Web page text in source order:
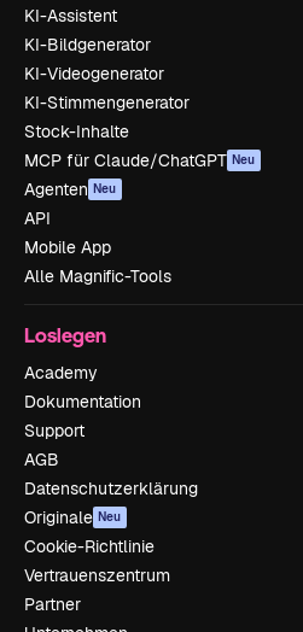
KI-Assistent
KI-Bildgenerator
KI-Videogenerator
KI-Stimmengenerator
Stock-Inhalte
MCP für Claude/ChatGPT Neu
Agenten Neu
API
Mobile App
Alle Magnific-Tools
Loslegen
Academy
Dokumentation
Support
AGB
Datenschutzerklärung
Originale Neu
Cookie-Richtlinie
Vertrauenszentrum
Partner